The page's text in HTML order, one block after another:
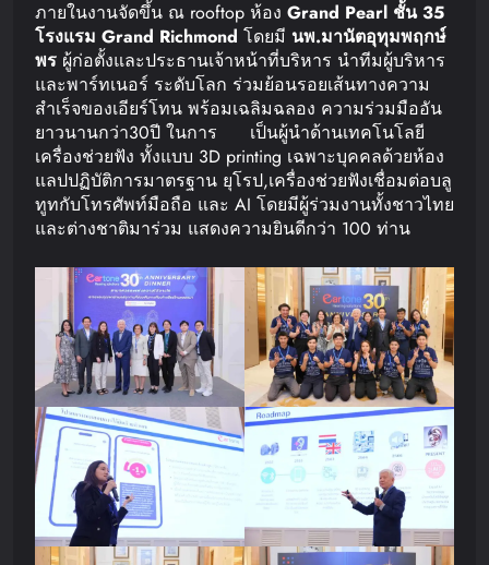
ภายในงานจัดขึ้น ณ rooftop ห้อง Grand Pearl ชั้น35
โรงแรม Grand Richmond โดยมี นพ.มานัตอุทุมพฤกษ์
พร ผู้ก่อตั้งและประธานเจ้าหน้าที่บริหาร นำทีมผู้บริหาร
และพาร์ทเนอร์ ระดับโลก ร่วมย้อนรอยเส้นทางความ
สำเร็จของเอียร์โทน พร้อมเฉลิมฉลอง ความร่วมมืออัน
ยาวนานกว่า30ปี ในการ เป็นผู้นำด้านเทคโนโลยี
เครื่องช่วยฟัง ทั้งแบบ 3D printing เฉพาะบุคคลด้วยห้อง
แลปปฏิบัติการมาตรฐาน ยุโรป,เครื่องช่วยฟังเชื่อมต่อบลู
ทูทกับโทรศัพท์มือถือ และ AI โดยมีผู้ร่วมงานทั้งชาวไทย
และต่างชาติมาร่วม แสดงความยินดีกว่า 100 ท่าน